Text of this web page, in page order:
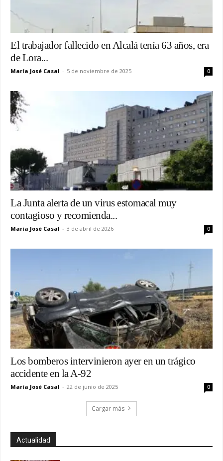
El trabajador fallecido en Alcalá tenía 63 años, era
de Lora...
María José Casal - 5 de noviembre de 2025 0
La Junta alerta de un virus estomacal muy
contagioso y recomienda...
María José Casal - 3 de abril de 2026 0
Los bomberos intervinieron ayer en un trágico
accidente en la A-92
María José Casal - 22 de junio de 2025 0
Cargar más
Actualidad